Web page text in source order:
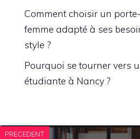
Comment choisir un
femme adapté à ses
style ?
Pourquoi se tourner vers
étudiante à Nancy ?
PRECEDENT